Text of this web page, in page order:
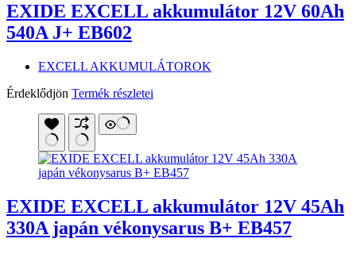
EXIDE EXCELL akkumulátor 12V 60Ah
540A J+ EB602
EXCELL AKKUMULÁTOROK
Érdeklődjön Termék részletei
EXIDE EXCELL akkumulátor 12V 45Ah
330A japán vékonysarus B+ EB457